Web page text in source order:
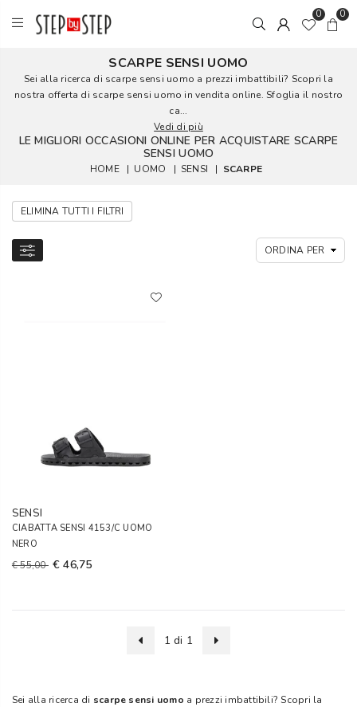
0 0
SCARPE SENSI UOMO
Sei alla ricerca di scarpe sensi uomo a prezzi imbattibili? Scopri la
nostra offerta di scarpe sensi uomo in vendita online. Sfoglia il nostro
ca...
Vedi di più
LE MIGLIORI OCCASIONI ONLINE PER ACQUISTARE SCARPE
SENSI UOMO
HOME | UOMO | SENSI | SCARPE
ELIMINA TUTTI I FILTRI
SENSI
CIABATTA SENSI 4153/C UOMO
NERO
€ 55,00 € 46,75
1 di 1
Sei alla ricerca di scarpe sensi uomo a prezzi imbattibili? Scopri la